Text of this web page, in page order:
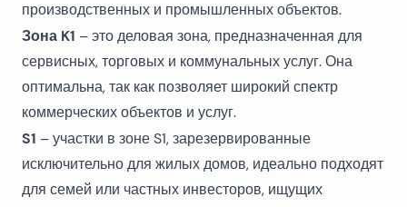
производственных и промышленных объектов.
Зона K1 – это деловая зона, предназначенная для
сервисных, торговых и коммунальных услуг. Она
оптимальна, так как позволяет широкий спектр
коммерческих объектов и услуг.
S1 – участки в зоне S1, зарезервированные
исключительно для жилых домов, идеально подходят
для семей или частных инвесторов, ищущих